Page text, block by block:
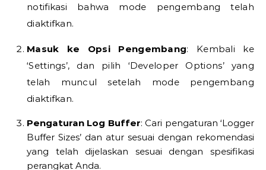
notifikasi bahwa mode pengembang telah
diaktifkan.
Masuk ke Opsi Pengembang: Kembali ke
‘Settings’, dan pilih ‘Developer Options’ yang
telah muncul setelah mode pengembang
diaktifkan.
Pengaturan Log Buffer: Cari pengaturan ‘Logger
Buffer Sizes’ dan atur sesuai dengan rekomendasi
yang telah dijelaskan sesuai dengan spesifikasi
perangkat Anda.